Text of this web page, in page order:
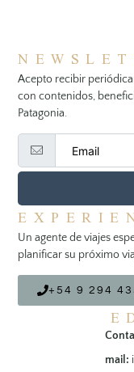
Acepto recibir
con contenidos,
Patagonia.
Un agente de viajes
planificar su próximo
+54 9 294
mail: